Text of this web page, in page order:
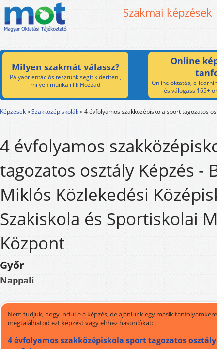
Szakmai képzések
Milyen szakmát válassz?
Pályaorientációs tesztünk segít kideríteni,
milyen munka illik Hozzád
Online
Online oktatás, e-
és válogass 165+
Képzések»Szakközépiskolák»4 évfolyamos szakközépiskola sport tagozatos
4 évfolyamos
tagozatos osztály Képzés -
Miklós Közlekedési
Szakiskola és Sportiskolai
Központ
Győr
Nappali
Nem tudjuk, hogy indul-e a képzés, de ajánlunk egy másik
megtalálhatod ezt képzést vagy ehhez hasonlókat:
4 évfolyamos szakközépiskola sport tagozatos osztály